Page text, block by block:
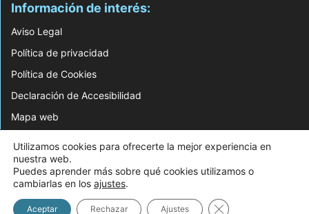
Información de interés:
Aviso Legal
Política de privacidad
Política de Cookies
Declaración de Accesibilidad
Mapa web
© 2026 Web Desarrollada por el Servicio de Informática de Diputación de
Utilizamos cookies para ofrecerte la mejor experiencia en
nuestra web.
Puedes aprender más sobre qué cookies utilizamos o
cambiarlas en los ajustes.
Aceptar Rechazar Ajustes Cerrar el banner de